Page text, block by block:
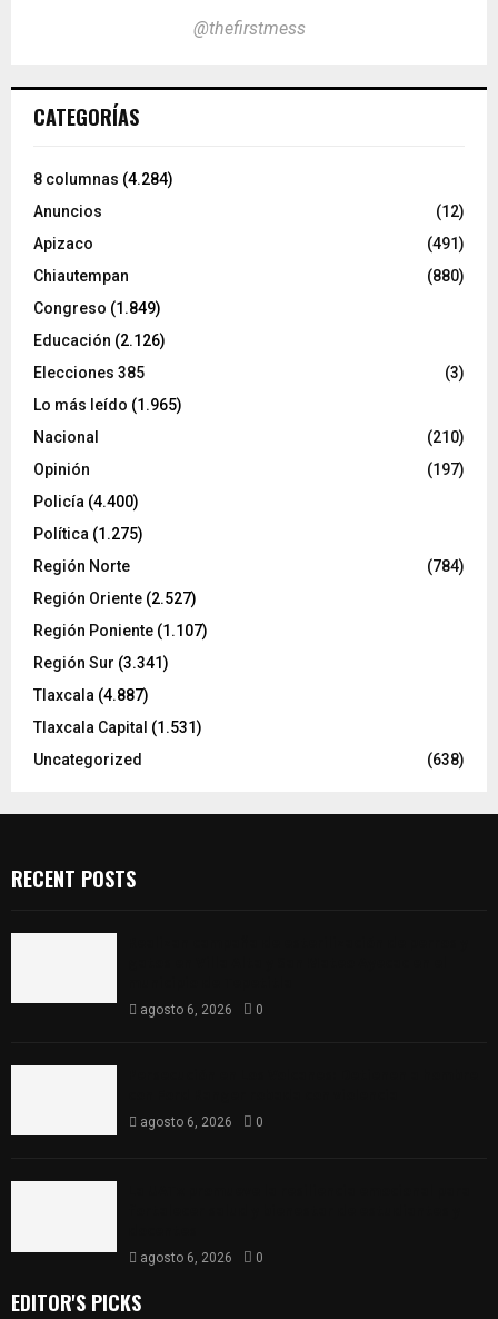
@thefirstmess
CATEGORÍAS
8 columnas (4.284)
Anuncios
(12)
Apizaco
(491)
Chiautempan
(880)
Congreso (1.849)
Educación (2.126)
Elecciones 385
(3)
Lo más leído (1.965)
Nacional
(210)
Opinión
(197)
Policía (4.400)
Política (1.275)
Región Norte
(784)
Región Oriente (2.527)
Región Poniente (1.107)
Región Sur (3.341)
Tlaxcala (4.887)
Tlaxcala Capital (1.531)
Uncategorized
(638)
RECENT POSTS
agosto 6, 2026 0
agosto 6, 2026 0
agosto 6, 2026 0
EDITOR'S PICKS